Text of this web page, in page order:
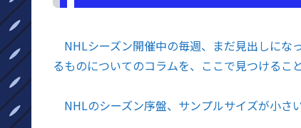
NHLシーズン開催中の毎週、まだ見出しにな
るものについてのコラムを、ここで見つけるこ
NHLのシーズン序盤、サンプルサイズが小さ